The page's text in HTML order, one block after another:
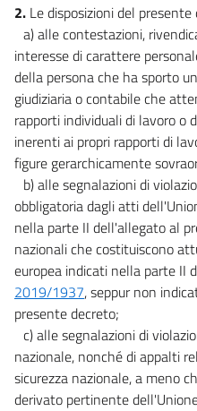
2. Le disposizioni del
a) alle contestazioni,
interesse di carattere
della persona che ha sporto
giudiziaria o contabile che
rapporti individuali di lavoro o
inerenti ai propri rapporti di
figure gerarchicamente
b) alle segnalazioni di
obbligatoria dagli atti
nella parte II dell'allegato al
nazionali che costituiscono
europea indicati nella parte II
2019/1937, seppur non
presente decreto;
c) alle segnalazioni di
nazionale, nonché di appalti
sicurezza nazionale, a meno
derivato pertinente